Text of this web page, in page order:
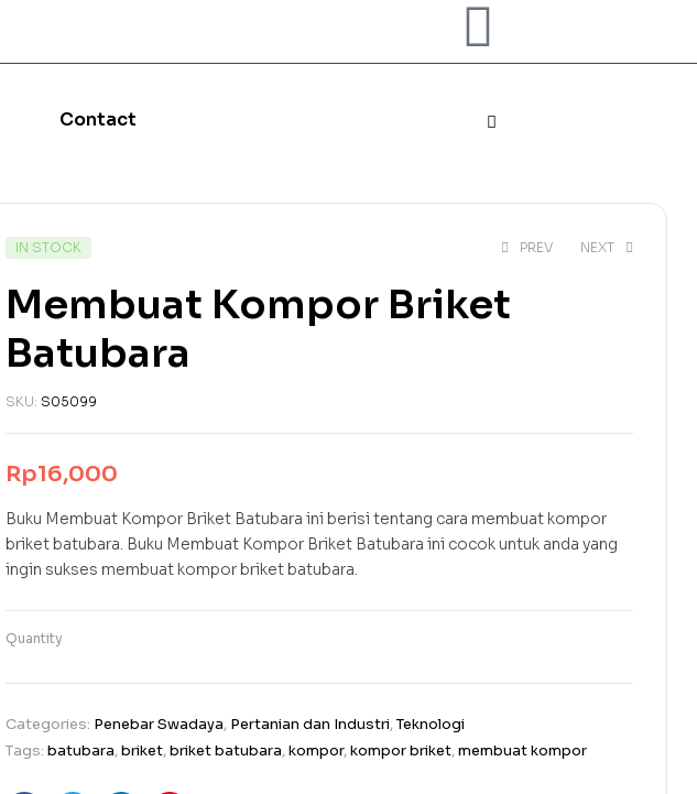
Contact
IN STOCK PREV NEXT
Membuat Kompor Briket
Batubara
SKU: S05099
Rp16,000
Buku Membuat Kompor Briket Batubara ini berisi tentang cara membuat kompor
briket batubara. Buku Membuat Kompor Briket Batubara ini cocok untuk anda yang
ingin sukses membuat kompor briket batubara.
Quantity
Categories: Penebar Swadaya, Pertanian dan Industri,Teknologi
Tags: batubara,briket,briket batubara,kompor,kompor briket,membuat kompor